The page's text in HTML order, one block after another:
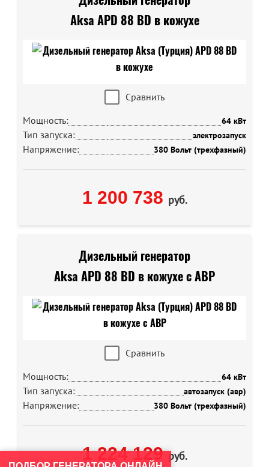
Aksa APD 88 BD в кожухе
Сравнить
Мощность:
64 кВт
Тип запуска: электрозапуск
Напряжение: 380 Вольт (трехфазный)
1 200 738 руб.
Дизельный генератор
Aksa APD 88 BD в кожухе с АВР
Сравнить
Мощность:
64 кВт
Тип запуска: автозапуск (авр)
Напряжение: 380 Вольт (трехфазный)
1 224 129 руб.